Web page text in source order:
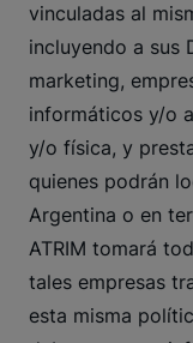
vinculadas al
incluyendo a sus
marketing,
informáticos y/o
y/o física, y
quienes podrán
Argentina o en
ATRIM tomará
tales empresas
esta misma